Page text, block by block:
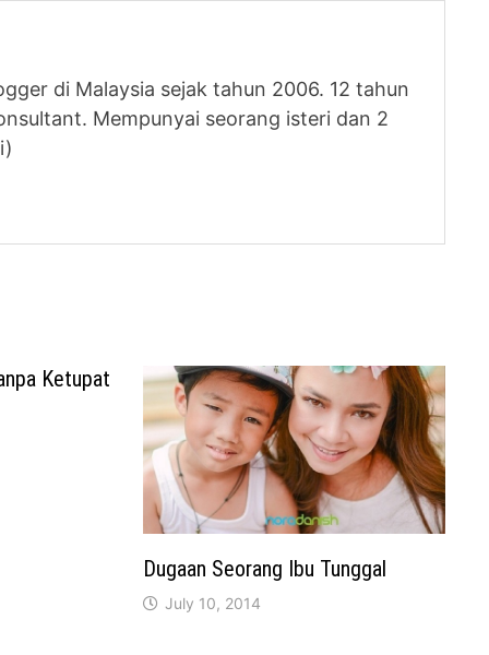
di Malaysia sejak tahun 2006. 12 tahun
Mempunyai seorang isteri dan 2
Ketupat
Dugaan Seorang Ibu Tunggal
July 10, 2014